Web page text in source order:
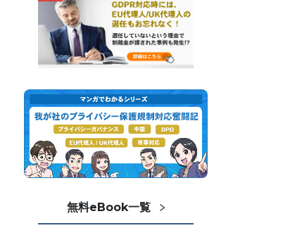
無料eBook一覧